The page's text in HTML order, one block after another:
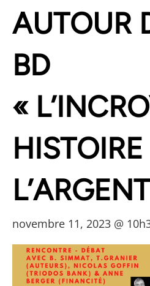
AUTOUR
BD
«
novembre 11, 2023 @